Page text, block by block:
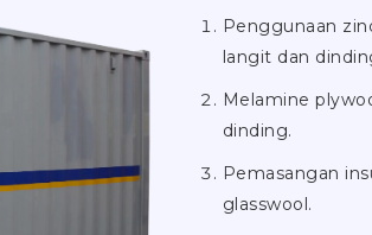
Penggunaan
langit dan
Melamine
dinding.
Pemasangan
glasswool.